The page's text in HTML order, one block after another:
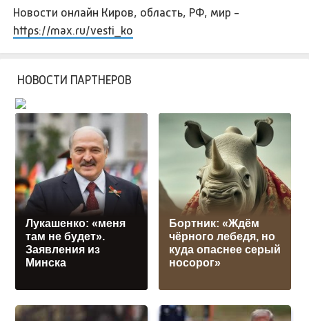
Новости онлайн Киров, область, РФ, мир -
https://max.ru/vesti_ko
НОВОСТИ ПАРТНЕРОВ
Лукашенко: «меня
там не будет».
Заявления из
Минска
Бортник: «Ждём
чёрного лебедя, но
куда опаснее серый
носорог»